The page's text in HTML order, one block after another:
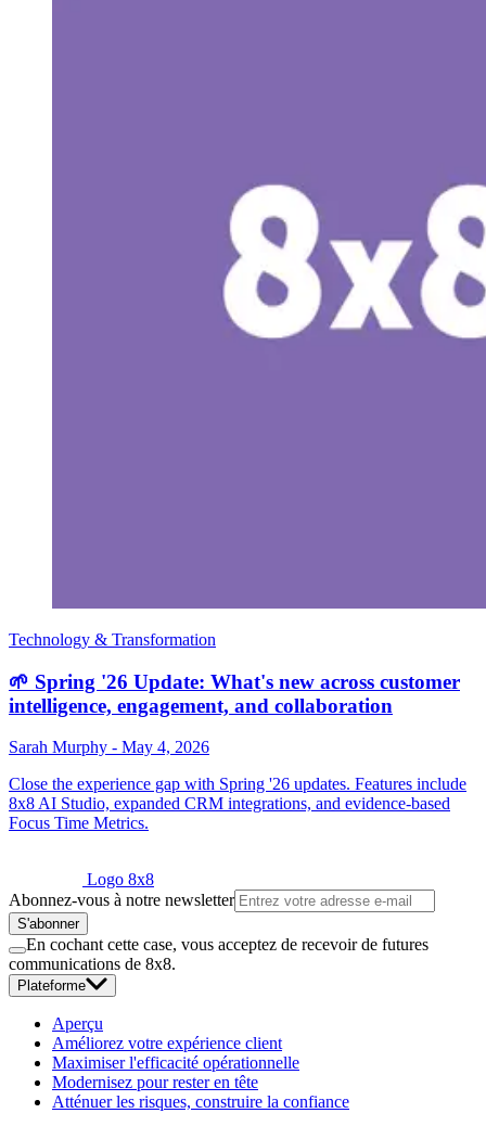
Technology & Transformation
🌱 Spring '26 Update: What's new across customer
intelligence, engagement, and collaboration
Sarah Murphy - May 4, 2026
Close the experience gap with Spring '26 updates. Features include
8x8 AI Studio, expanded CRM integrations, and evidence-based
Focus Time Metrics.
Logo 8x8
Abonnez-vous à notre newsletter
S'abonner
En cochant cette case, vous acceptez de recevoir de futures
communications de 8x8.
Plateforme
Aperçu
Améliorez votre expérience client
Maximiser l'efficacité opérationnelle
Modernisez pour rester en tête
Atténuer les risques, construire la confiance